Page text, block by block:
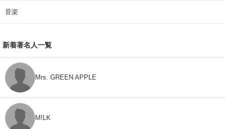
音楽
新着著名人一覧
Mrs. GREEN APPLE
M!LK